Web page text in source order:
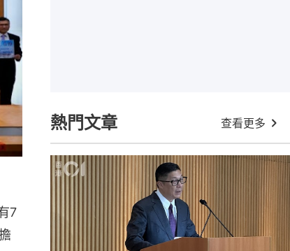
7
熱門文章 查看更多